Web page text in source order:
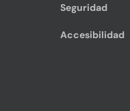
Seguridad
Accesibilidad